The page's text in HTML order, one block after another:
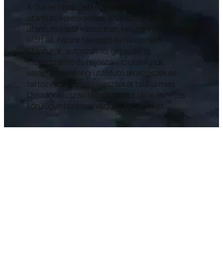
A Trailer Shop Debrecen egyik meghatározó
utánfutó kereskedése, ahol több mint 500 új
utánfutó közül választhat. Ha utánfutó vásárlás
előtt áll, nálunk fékezett és fékezetlen
utánfutók, autószállító, gépszállító,
motorszállító és hajószállító utánfutók,
valamint minőségi utánfutó alkatrészek és
tartozékok széles választékát találja meg.
Országos kiszállítással, garanciával és teljes
körű ügyintézéssel várjuk ügyfeleinket.